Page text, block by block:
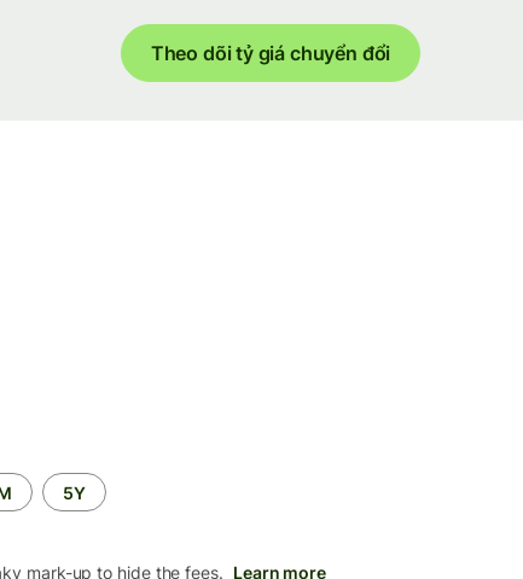
Theo dõi tỷ giá chuyển đổi
5Y
mark-up to hide the fees. Learn more